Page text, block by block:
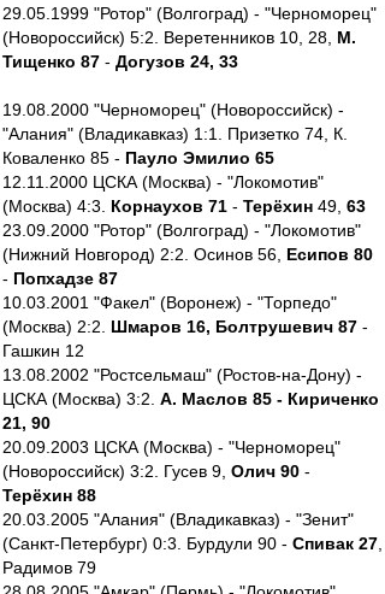
29.05.1999 "Ротор" (Волгоград) - "Черноморец"
(Новороссийск) 5:2. Веретенников 10, 28, М.
Тищенко 87 - Догузов 24, 33
19.08.2000 "Черноморец" (Новороссийск) -
"Алания" (Владикавказ) 1:1. Призетко 74, К.
Коваленко 85 - Пауло Эмилио 65
12.11.2000 ЦСКА (Москва) - "Локомотив"
(Москва) 4:3. Корнаухов 71 - Терёхин 49, 63
23.09.2000 "Ротор" (Волгоград) - "Локомотив"
(Нижний Новгород) 2:2. Осинов 56, Есипов 80
- Попхадзе 87
10.03.2001 "Факел" (Воронеж) - "Торпедо"
(Москва) 2:2. Шмаров 16, Болтрушевич 87 -
Гашкин 12
13.08.2002 "Ростсельмаш" (Ростов-на-Дону) -
ЦСКА (Москва) 3:2. А. Маслов 85 - Кириченко
21, 90
20.09.2003 ЦСКА (Москва) - "Черноморец"
(Новороссийск) 3:2. Гусев 9, Олич 90 -
Терёхин 88
20.03.2005 "Алания" (Владикавказ) - "Зенит"
(Санкт-Петербург) 0:3. Бурдули 90 - Спивак 27
Радимов 79